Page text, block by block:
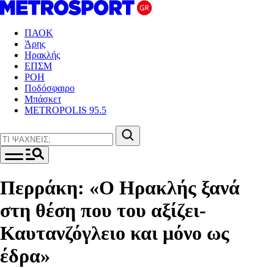
ΠΑΟΚ
Άρης
Ηρακλής
ΕΠΣΜ
ΡΟΗ
Ποδόσφαιρο
Μπάσκετ
METROPOLIS 95.5
Περράκη: «Ο Ηρακλής ξανά
στη θέση που του αξίζει-
Καυτανζόγλειο και μόνο ως
έδρα»